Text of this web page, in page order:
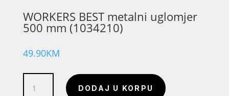
WORKERS BEST metalni uglomjer
500 mm (1034210)
49.90KM
BEST
DODAJ U KORPU